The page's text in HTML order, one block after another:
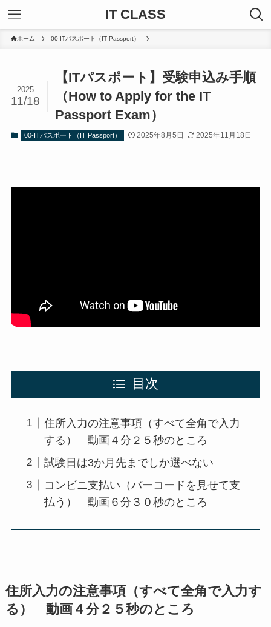
IT CLASS
ホーム 00-ITパスポート（IT Passport）
【ITパスポート】受験申込み手順
（How to Apply for the IT
Passport Exam）
2025
11/18
00-ITパスポート（IT Passport） 2025年8月5日 2025年11月18日
目次
住所入力の注意事項（すべて全角で入力
する） 動画４分２５秒のところ
試験日は3か月先までしか選べない
コンビニ支払い（バーコードを見せて支
払う） 動画６分３０秒のところ
住所入力の注意事項（すべて全角で入力す
る） 動画４分２５秒のところ